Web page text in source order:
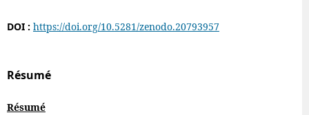
DOI : https://doi.org/10.5281/zenodo.20793957
Résumé
Résumé